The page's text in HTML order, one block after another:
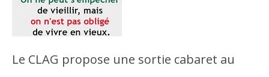
Le CLAG propose une sortie cabaret au